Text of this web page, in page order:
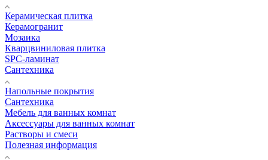
Керамическая плитка
Керамогранит
Мозаика
Кварцвиниловая плитка
SPC-ламинат
Сантехника
Напольные покрытия
Сантехника
Мебель для ванных комнат
Аксессуары для ванных комнат
Растворы и смеси
Полезная информация